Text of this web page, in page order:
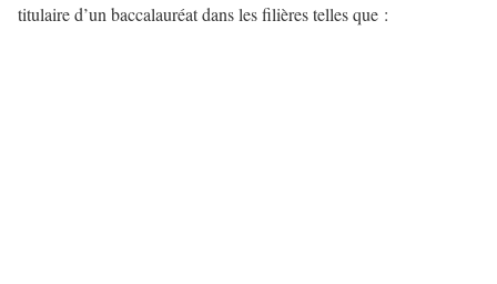
titulaire d’un baccalauréat dans les filières telles que :